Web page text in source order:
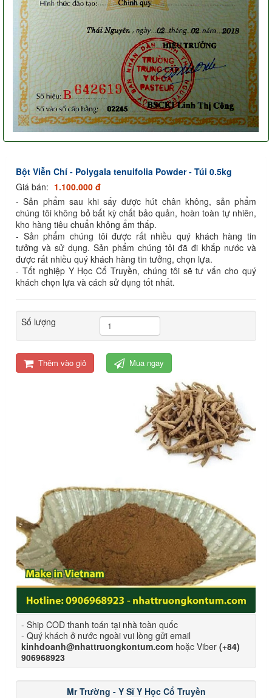
Bột Viễn Chí - Polygala tenuifolia Powder - Túi 0.5kg
Giá bán: 1.100.000 đ
- Sản phẩm sau khi sấy được hút chân không, sản phẩm
chúng tôi không bỏ bất kỳ chất bảo quản, hoàn toàn tự nhiên,
kho hàng tiêu chuẩn không ẩm thấp.
- Sản phẩm chúng tôi được rất nhiều quý khách hàng tin
tưởng và sử dụng. Sản phẩm chúng tôi đã đi khắp nước và
được rất nhiều quý khách hàng tin tưởng, chọn lựa.
- Tốt nghiệp Y Học Cổ Truyền, chúng tôi sẽ tư vấn cho quý
khách chọn lựa và cách sử dụng tốt nhất.
Số lượng
Thêm vào giỏ Mua ngay
- Ship COD thanh toán tại nhà toàn quốc
- Quý khách ở nước ngoài vui lòng gửi email
kinhdoanh@nhattruongkontum.com hoặc Viber (+84)
906968923
Mr Trường - Y Sĩ Y Học Cổ Truyền